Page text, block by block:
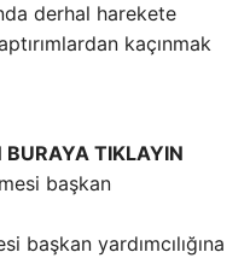
derhal harekete
kaçınmak
TIKLAYIN
başkan yardımcılığına